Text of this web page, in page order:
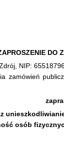
DO
NIP:
zamówień
osób